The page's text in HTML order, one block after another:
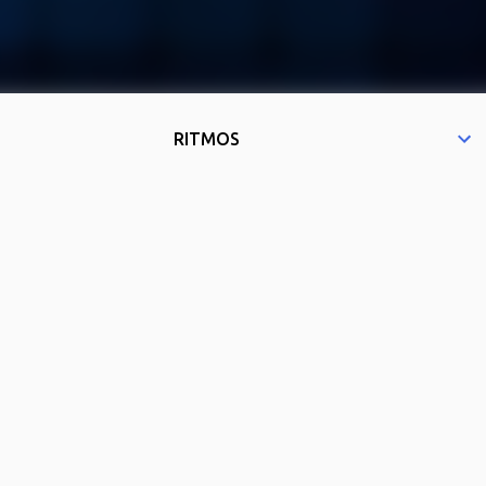
RITMOS